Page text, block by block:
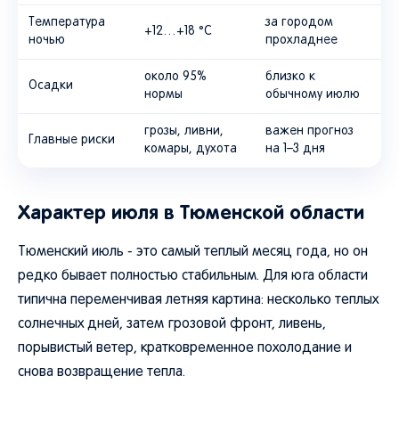
Температура
ночью
+12…+18 °C
за городом
прохладнее
Осадки
около 95%
нормы
близко к
обычному июлю
Главные риски
грозы, ливни,
комары, духота
важен прогноз
на 1–3 дня
Характер июля в Тюменской области
Тюменский июль - это самый теплый месяц года, но он
редко бывает полностью стабильным. Для юга области
типична переменчивая летняя картина: несколько теплых
солнечных дней, затем грозовой фронт, ливень,
порывистый ветер, кратковременное похолодание и
снова возвращение тепла.